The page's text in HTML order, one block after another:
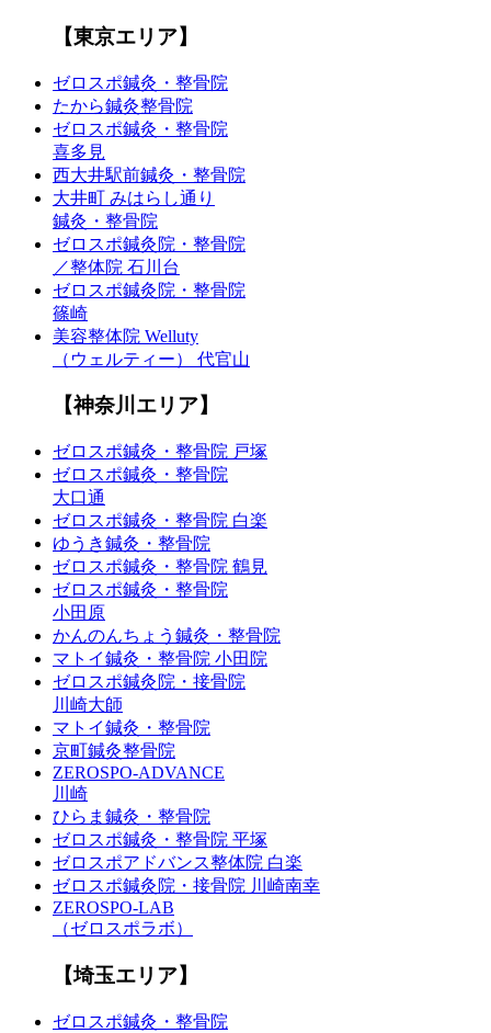
【東京エリア】
ゼロスポ鍼灸・整骨院
たから鍼灸整骨院
ゼロスポ鍼灸・整骨院
喜多見
西大井駅前鍼灸・整骨院
大井町 みはらし通り
鍼灸・整骨院
ゼロスポ鍼灸院・整骨院
／整体院 石川台
ゼロスポ鍼灸院・整骨院
篠崎
美容整体院 Welluty
（ウェルティー） 代官山
【神奈川エリア】
ゼロスポ鍼灸・整骨院 戸塚
ゼロスポ鍼灸・整骨院
大口通
ゼロスポ鍼灸・整骨院 白楽
ゆうき鍼灸・整骨院
ゼロスポ鍼灸・整骨院 鶴見
ゼロスポ鍼灸・整骨院
小田原
かんのんちょう鍼灸・整骨院
マトイ鍼灸・整骨院 小田院
ゼロスポ鍼灸院・接骨院
川崎大師
マトイ鍼灸・整骨院
京町鍼灸整骨院
ZEROSPO-ADVANCE
川崎
ひらま鍼灸・整骨院
ゼロスポ鍼灸・整骨院 平塚
ゼロスポアドバンス整体院 白楽
ゼロスポ鍼灸院・接骨院 川崎南幸
ZEROSPO-LAB
（ゼロスポラボ）
【埼玉エリア】
ゼロスポ鍼灸・整骨院